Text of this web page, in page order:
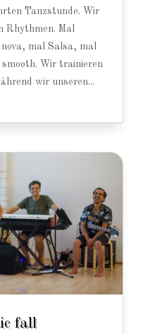
Tanzstunde. Wir
Rhythmen. Mal
mal Salsa, mal
Wir trainieren
wir unseren...
fall